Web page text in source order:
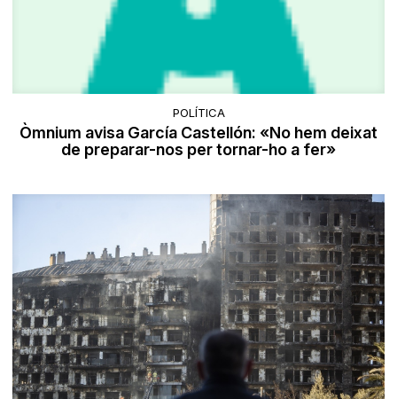
POLÍTICA
Òmnium avisa García Castellón: «No hem deixat
de preparar-nos per tornar-ho a fer»